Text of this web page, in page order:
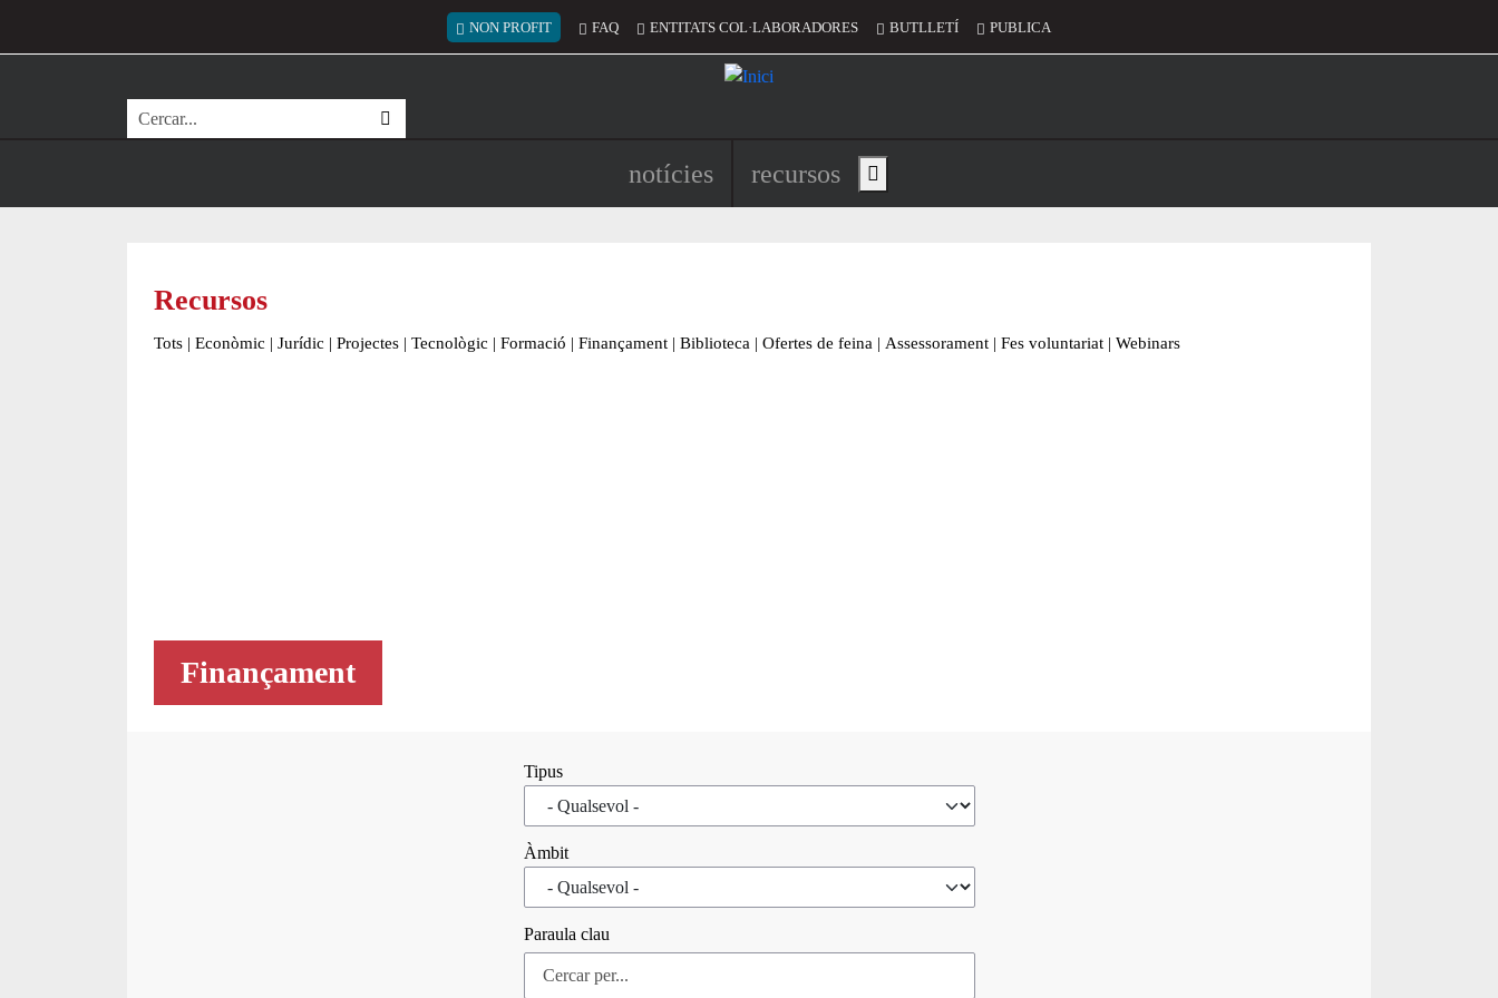
Menú del compte d'usuari
NON PROFIT FAQ ENTITATS COL·LABORADORES BUTLLETÍ PUBLICA
Cerca
Navegació principal de l'encapçalament
notícies recursos Show main menu
Recursos
Tots | Econòmic | Jurídic | Projectes | Tecnològic | Formació | Finançament | Biblioteca | Ofertes de feina | Assessorament | Fes voluntariat | Webinars
Finançament
Tipus
Àmbit
Paraula clau